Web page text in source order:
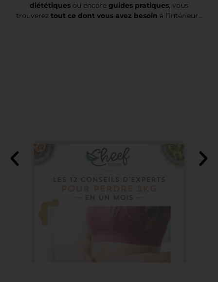
diététiques ou encore guides pratiques, vous
trouverez tout ce dont vous avez besoin à l’intérieur…